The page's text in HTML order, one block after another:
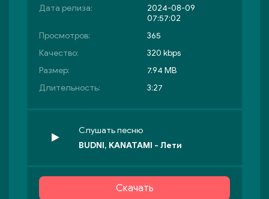
Дата релиза:
2024-08-09
07:57:02
Просмотров:
365
Качество:
320 kbps
Размер:
7.94 MB
Длительность:
3:27
Слушать песню
BUDNI, KANATAMI - Лети
Скачать